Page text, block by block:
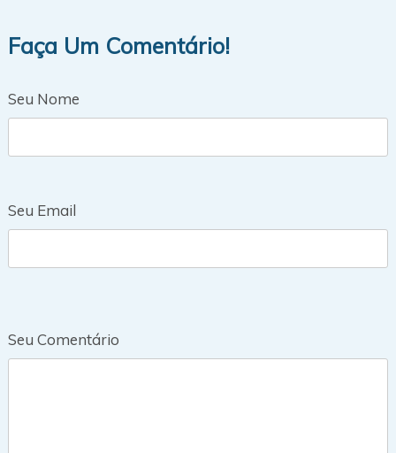
Faça Um Comentário!
Seu Nome
Seu Email
Seu Comentário